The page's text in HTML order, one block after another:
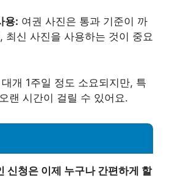
용: 여권 사진은 통과 기준이 까
최신 사진을 사용하는 것이 중요
개 1주일 정도 소요되지만, 특
랜 시간이 걸릴 수 있어요.
신청은 이제 누구나 간편하게 할